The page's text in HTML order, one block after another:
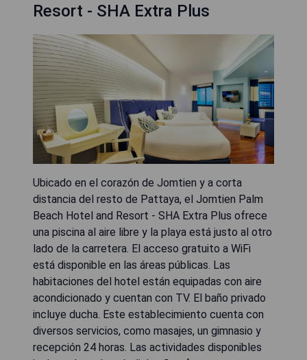
Resort - SHA Extra Plus
Ubicado en el corazón de Jomtien y a corta
distancia del resto de Pattaya, el Jomtien Palm
Beach Hotel and Resort - SHA Extra Plus ofrece
una piscina al aire libre y la playa está justo al otro
lado de la carretera. El acceso gratuito a WiFi
está disponible en las áreas públicas. Las
habitaciones del hotel están equipadas con aire
acondicionado y cuentan con TV. El baño privado
incluye ducha. Este establecimiento cuenta con
diversos servicios, como masajes, un gimnasio y
recepción 24 horas. Las actividades disponibles